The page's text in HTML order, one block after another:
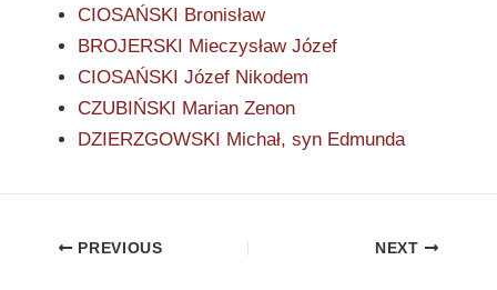
CIOSAŃSKI Bronisław
BROJERSKI Mieczysław Józef
CIOSAŃSKI Józef Nikodem
CZUBIŃSKI Marian Zenon
DZIERZGOWSKI Michał, syn Edmunda
PREVIOUS NEXT